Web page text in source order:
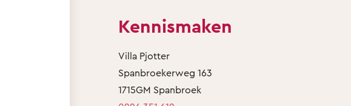
Kennismaken
Villa Pjotter
Spanbroekerweg 163
1715GM Spanbroek